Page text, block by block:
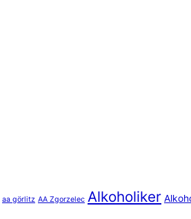
aa görlitz AA Zgorzelec Alkoholiker